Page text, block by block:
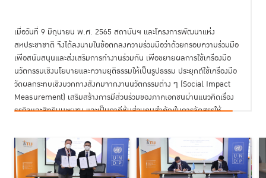
เมื่อวันที่ 9 มิถุนายน พ.ศ. 2565 สถาบันฯ และโครงการพัฒนาแห่ง
สหประชาชาติ จึงได้ลงนามในข้อตกลงความร่วมมือว่าด้วยกรอบความร่วมมือ
เพื่อสนับสนุนและส่งเสริมการทำงานร่วมกัน เพื่อขยายผลการใช้เครื่องมือ
นวัตกรรมเชิงนโยบายและความยุติธรรมให้เป็นรูปธรรม ประยุกต์ใช้เครื่องมือ
วัดผลกระทบเชิงบวกทางสังคมจากงานนวัตกรรมต่าง ๆ (Social Impact
Measurement) เสริมสร้างการมีส่วนร่วมของภาคเอกชนผ่านแนวคิดเรื่อง
ธุรกิจและสิทธิมนุษยชน และเป็นภาคีหุ้นส่วนคนสำคัญในการจัดสรรให้
แจ้งวัฒนะ เป็นพื้นที่เพื่อสร้างการมีส่วนร่วม แลกเปลี่ยนองค์ความรู้ และส่ง
เสริมการทำงานร่วมกันโดยการสร้างเครือข่ายขององค์กรพันธมิตรของ
สถาบันฯ และ UNDP